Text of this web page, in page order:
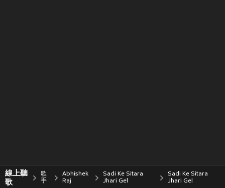
線上聽
歌
歌
手
Abhishek
Raj
Sadi Ke Sitara
Jhari Gel
Sadi Ke Sitara
Jhari Gel